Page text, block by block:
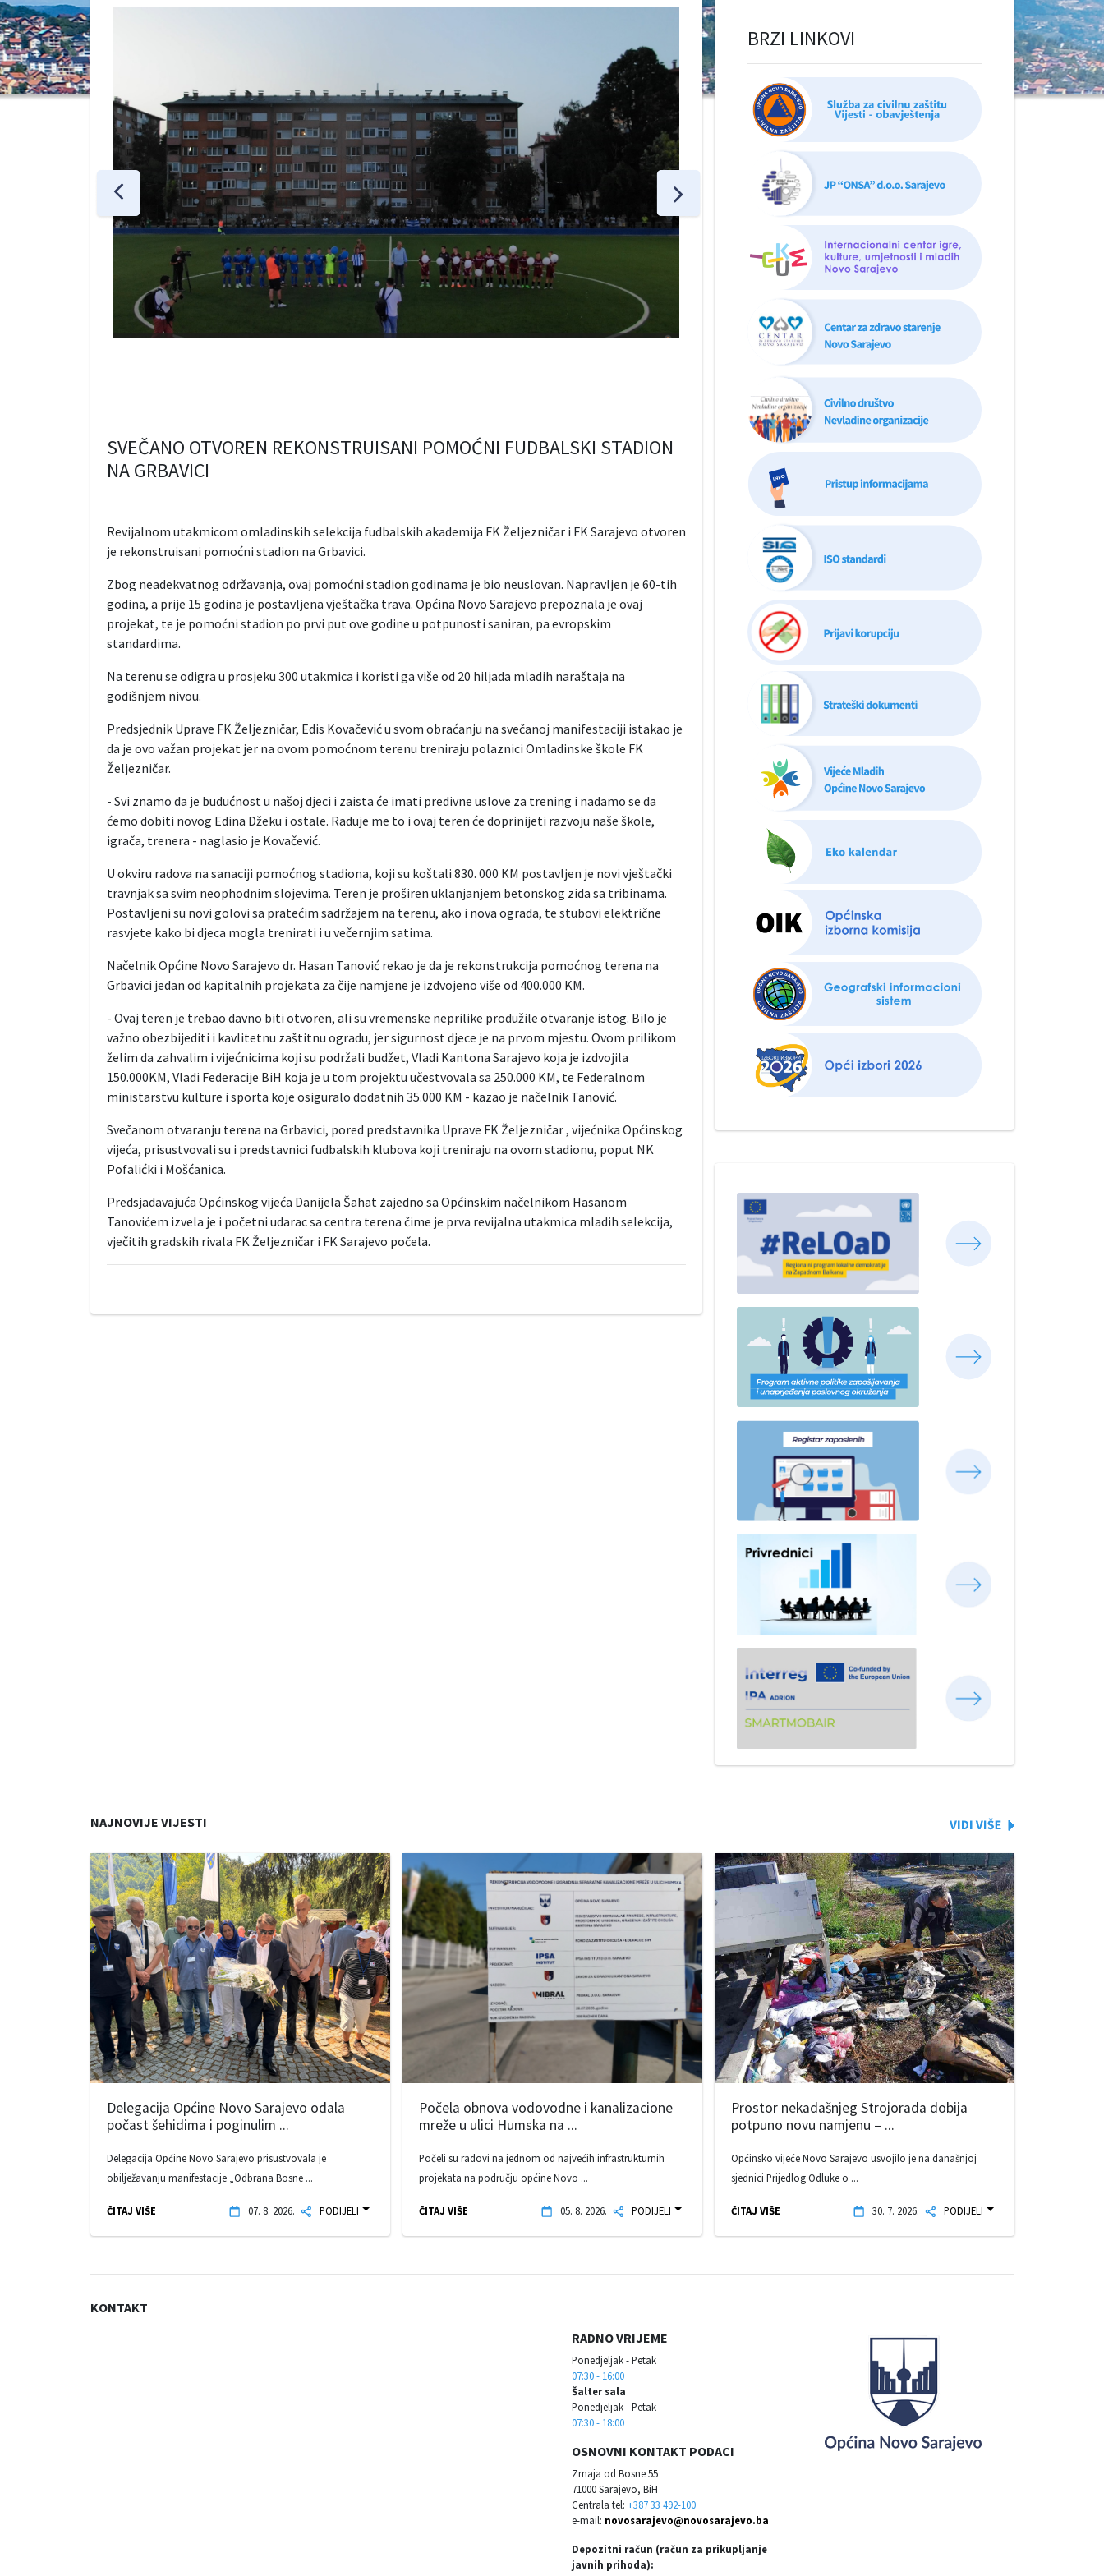
SVEČANO OTVOREN REKONSTRUISANI POMOĆNI FUDBALSKI STADION
NA GRBAVICI
Revijalnom utakmicom omladinskih selekcija fudbalskih akademija FK Željezničar i FK Sarajevo otvoren
je rekonstruisani pomoćni stadion na Grbavici.
Zbog neadekvatnog održavanja, ovaj pomoćni stadion godinama je bio neuslovan. Napravljen je 60-tih
godina, a prije 15 godina je postavljena vještačka trava. Općina Novo Sarajevo prepoznala je ovaj
projekat, te je pomoćni stadion po prvi put ove godine u potpunosti saniran, pa evropskim
standardima.
Na terenu se odigra u prosjeku 300 utakmica i koristi ga više od 20 hiljada mladih naraštaja na
godišnjem nivou.
Predsjednik Uprave FK Željezničar, Edis Kovačević u svom obraćanju na svečanoj manifestaciji istakao je
da je ovo važan projekat jer na ovom pomoćnom terenu treniraju polaznici Omladinske škole FK
Željezničar.
- Svi znamo da je budućnost u našoj djeci i zaista će imati predivne uslove za trening i nadamo se da
ćemo dobiti novog Edina Džeku i ostale. Raduje me to i ovaj teren će doprinijeti razvoju naše škole,
igrača, trenera - naglasio je Kovačević.
U okviru radova na sanaciji pomoćnog stadiona, koji su koštali 830. 000 KM postavljen je novi vještački
travnjak sa svim neophodnim slojevima. Teren je proširen uklanjanjem betonskog zida sa tribinama.
Postavljeni su novi golovi sa pratećim sadržajem na terenu, ako i nova ograda, te stubovi električne
rasvjete kako bi djeca mogla trenirati i u večernjim satima.
Načelnik Općine Novo Sarajevo dr. Hasan Tanović rekao je da je rekonstrukcija pomoćnog terena na
Grbavici jedan od kapitalnih projekata za čije namjene je izdvojeno više od 400.000 KM.
- Ovaj teren je trebao davno biti otvoren, ali su vremenske neprilike produžile otvaranje istog. Bilo je
važno obezbijediti i kavlitetnu zaštitnu ogradu, jer sigurnost djece je na prvom mjestu. Ovom prilikom
želim da zahvalim i vijećnicima koji su podržali budžet, Vladi Kantona Sarajevo koja je izdvojila
150.000KM, Vladi Federacije BiH koja je u tom projektu učestvovala sa 250.000 KM, te Federalnom
ministarstvu kulture i sporta koje osiguralo dodatnih 35.000 KM - kazao je načelnik Tanović.
Svečanom otvaranju terena na Grbavici, pored predstavnika Uprave FK Željezničar , vijećnika Općinskog
vijeća, prisustvovali su i predstavnici fudbalskih klubova koji treniraju na ovom stadionu, poput NK
Pofalićki i Mošćanica.
Predsjadavajuća Općinskog vijeća Danijela Šahat zajedno sa Općinskim načelnikom Hasanom
Tanovićem izvela je i početni udarac sa centra terena čime je prva revijalna utakmica mladih selekcija,
vječitih gradskih rivala FK Željezničar i FK Sarajevo počela.
BRZI LINKOVI
NAJNOVIJE VIJESTI
Delegacija Općine Novo Sarajevo odala
počast šehidima i poginulim ...
Delegacija Općine Novo Sarajevo prisustvovala je
obilježavanju manifestacije „Odbrana Bosne ...
ČITAJ VIŠE 07. 8. 2026. PODIJELI
Počela obnova vodovodne i kanalizacione
mreže u ulici Humska na ...
Počeli su radovi na jednom od najvećih infrastrukturnih
projekata na području općine Novo ...
ČITAJ VIŠE 05. 8. 2026. PODIJELI
Prostor nekadašnjeg Strojorada dobija
potpuno novu namjenu – ...
Općinsko vijeće Novo Sarajevo usvojilo je na današnjoj
sjednici Prijedlog Odluke o ...
ČITAJ VIŠE 30. 7. 2026. PODIJELI
KONTAKT
RADNO VRIJEME
Ponedjeljak - Petak
07:30 - 16:00
Šalter sala
Ponedjeljak - Petak
07:30 - 18:00
OSNOVNI KONTAKT PODACI
Zmaja od Bosne 55
71000 Sarajevo, BiH
Centrala tel: +387 33 492-100
e-mail: novosarajevo@novosarajevo.ba
Depozitni račun (račun za prikupljanje
javnih prihoda):